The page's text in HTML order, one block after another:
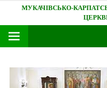
content
Мукачівсько-